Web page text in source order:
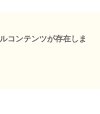
コンテンツが存在しま